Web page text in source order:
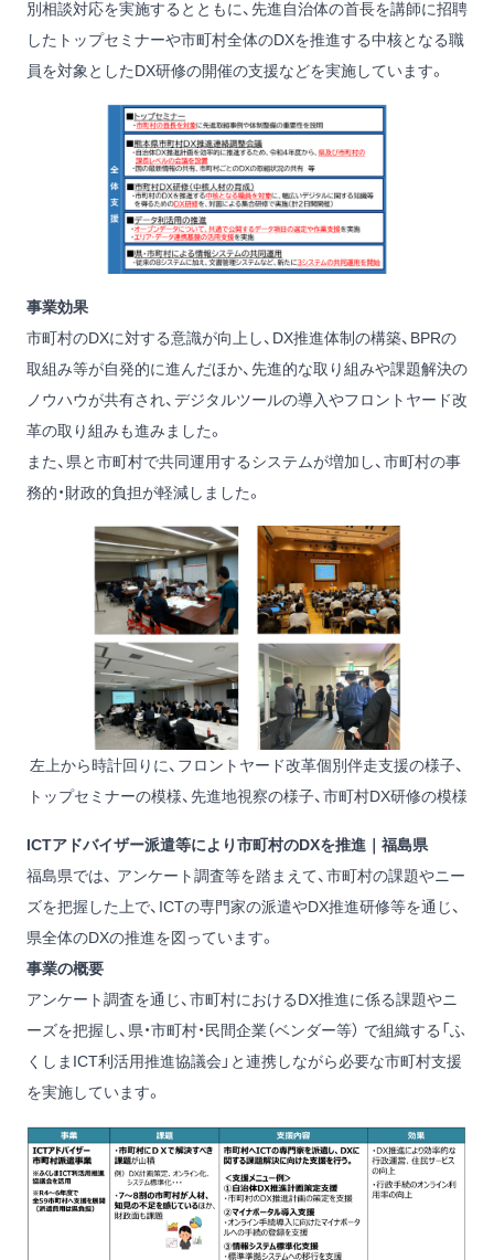
別相談対応を実施するとともに、先進自治体の首長を講師に招聘
したトップセミナーや市町村全体のDXを推進する中核となる職
員を対象としたDX研修の開催の支援などを実施しています。
事業効果
市町村のDXに対する意識が向上し、DX推進体制の構築、BPRの
取組み等が自発的に進んだほか、先進的な取り組みや課題解決の
ノウハウが共有され、デジタルツールの導入やフロントヤード改
革の取り組みも進みました。
また、県と市町村で共同運用するシステムが増加し、市町村の事
務的・財政的負担が軽減しました。
左上から時計回りに、フロントヤード改革個別伴走支援の様子、
トップセミナーの模様、先進地視察の様子、市町村DX研修の模様
ICTアドバイザー派遣等により市町村のDXを推進｜福島県
福島県では、 アンケート調査等を踏まえて、市町村の課題やニー
ズを把握した上で、ICTの専門家の派遣やDX推進研修等を通じ、
県全体のDXの推進を図っています。
事業の概要
アンケート調査を通じ、市町村におけるDX推進に係る課題やニ
ーズを把握し、県・市町村・民間企業（ベンダー等） で組織する「ふ
くしまICT利活用推進協議会」と連携しながら必要な市町村支援
を実施しています。